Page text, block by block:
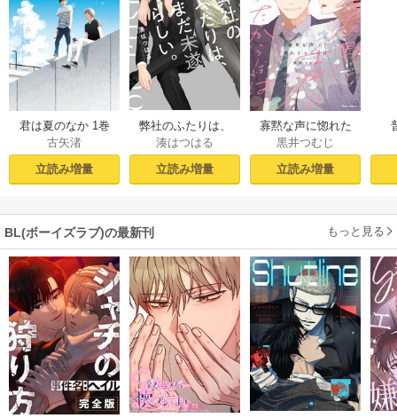
君は夏のなか 1巻
古矢渚
立読み増量
弊社のふたりは、
まだ未遂らしい。
１【コミックシー
モア限定描き下ろ
湊はつはる
立読み増量
寡黙な声に惚れた
からには【おまけ
付き電子限定版】
黒井つむじ
立読み増量
BL(ボーイズラブ)の最新刊 もっと見る